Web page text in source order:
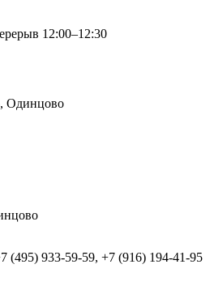
12:00–12:30
Одинцово
(495) 933-59-59, +7 (916) 194-41-95